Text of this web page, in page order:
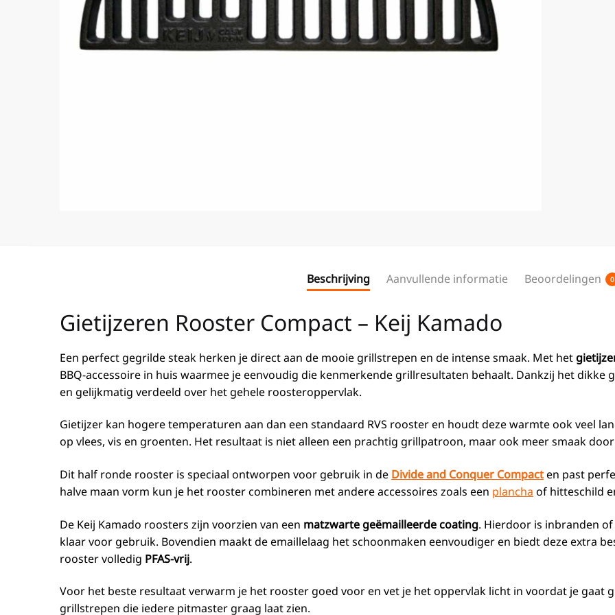
Beschrijving Aanvullende informatie Beoordelingen 0
Gietijzeren Rooster Compact – Keij Kamado
Een perfect gegrilde steak herken je direct aan de mooie grillstrepen en de intense smaak. Met het
BBQ-accessoire in huis waarmee je eenvoudig die kenmerkende grillresultaten behaalt. Dankzij het
en gelijkmatig verdeeld over het gehele roosteroppervlak.
Gietijzer kan hogere temperaturen aan dan een standaard RVS rooster en houdt deze warmte ook veel
op vlees, vis en groenten. Het resultaat is niet alleen een prachtig grillpatroon, maar ook meer smaak
Dit half ronde rooster is speciaal ontworpen voor gebruik in de Divide and Conquer Compacten past
halve maan vorm kun je het rooster combineren met andere accessoires zoals een plancha of hitteschild
De Keij Kamado roosters zijn voorzien van een matzwarte geëmailleerde coating. Hierdoor is inbranden
klaar voor gebruik. Bovendien maakt de emaillelaag het schoonmaken eenvoudiger en biedt deze extra
rooster volledig PFAS-vrij.
Voor het beste resultaat verwarm je het rooster goed voor en vet je het oppervlak licht in voordat je gaat
grillstrepen die iedere pitmaster graag laat zien.